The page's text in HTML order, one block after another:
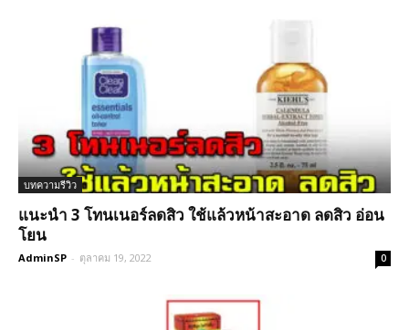
บทความรีวิว
แนะนำ 3 โทนเนอร์ลดสิว ใช้แล้วหน้าสะอาด ลดสิว อ่อน
โยน
AdminSP - ตุลาคม 19, 2022 0